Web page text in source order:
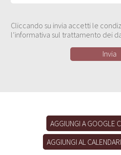
Cliccando su invia accetti le
l’informativa sul trattamento dei
AGGIUNGI A GOOGLE
AGGIUNGI AL